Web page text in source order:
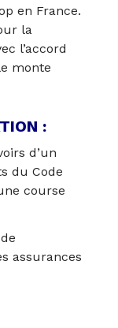
en France.
la
l’accord
monte
:
d’un
du Code
course
assurances